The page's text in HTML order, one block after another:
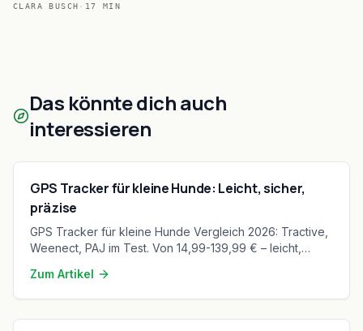
PETLIBRO Kabellos mit 5000mAh-Akku, PETLIBRO Smart-App 5G
CLARA BUSCH · 17 MIN
Das könnte dich auch
interessieren
GPS Tracker für kleine Hunde: Leicht, sicher,
präzise
GPS Tracker für kleine Hunde Vergleich 2026: Tractive,
Weenect, PAJ im Test. Von 14,99-139,99 € – leicht,
Zum Artikel